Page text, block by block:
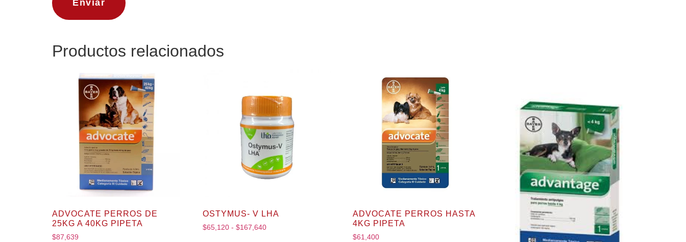
Productos relacionados
ADVOCATE PERROS DE
25KG A 40KG PIPETA
$87,639
OSTYMUS- V LHA
$65,120 - $167,640
ADVOCATE PERROS HASTA
4KG PIPETA
$61,400